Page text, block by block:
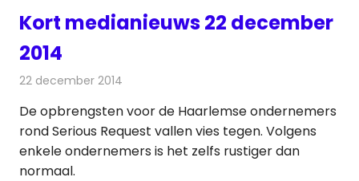
Kort medianieuws 22 december
2014
22 december 2014
De opbrengsten voor de Haarlemse ondernemers
rond Serious Request vallen vies tegen. Volgens
enkele ondernemers is het zelfs rustiger dan
normaal.